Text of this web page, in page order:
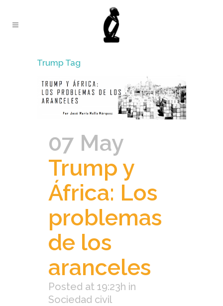
Trump Tag
07 May
Trump y
África: Los
problemas
de los
aranceles
Posted at 19:23h in
Sociedad civil